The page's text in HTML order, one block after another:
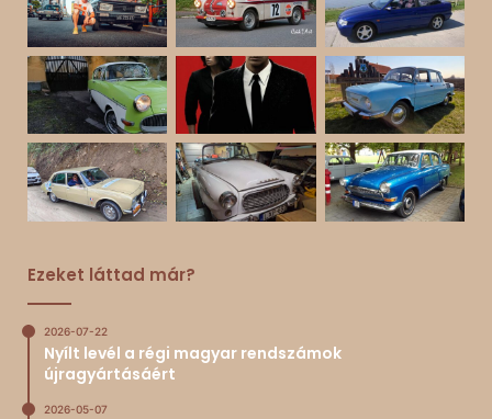
Ezeket láttad már?
2026-07-22
Nyílt levél a régi magyar rendszámok
újragyártásáért
2026-05-07